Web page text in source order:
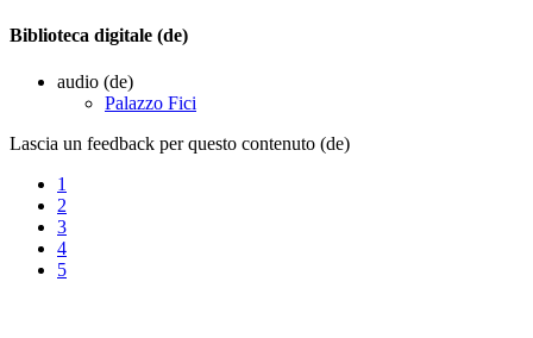
Biblioteca digitale (de)
audio (de)
Palazzo Fici
Lascia un feedback per questo contenuto (de)
1
2
3
4
5